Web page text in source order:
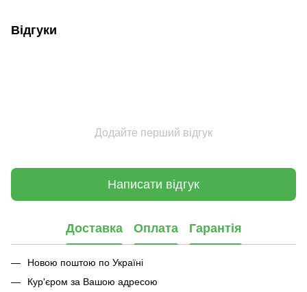
Відгуки
Додайте перший відгук
Написати відгук
Доставка Оплата Гарантія
Новою поштою по Україні
Кур'єром за Вашою адресою